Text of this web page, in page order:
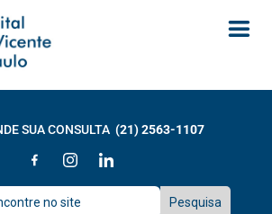
SUA CONSULTA(21) 2563-1107